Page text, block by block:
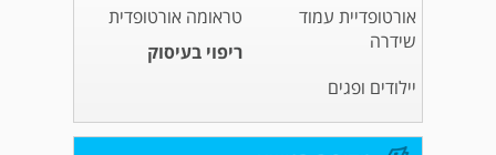
אורטופדיית עמוד
שידרה
טראומה אורטופדית
ריפוי בעיסוק
יילודים ופגים